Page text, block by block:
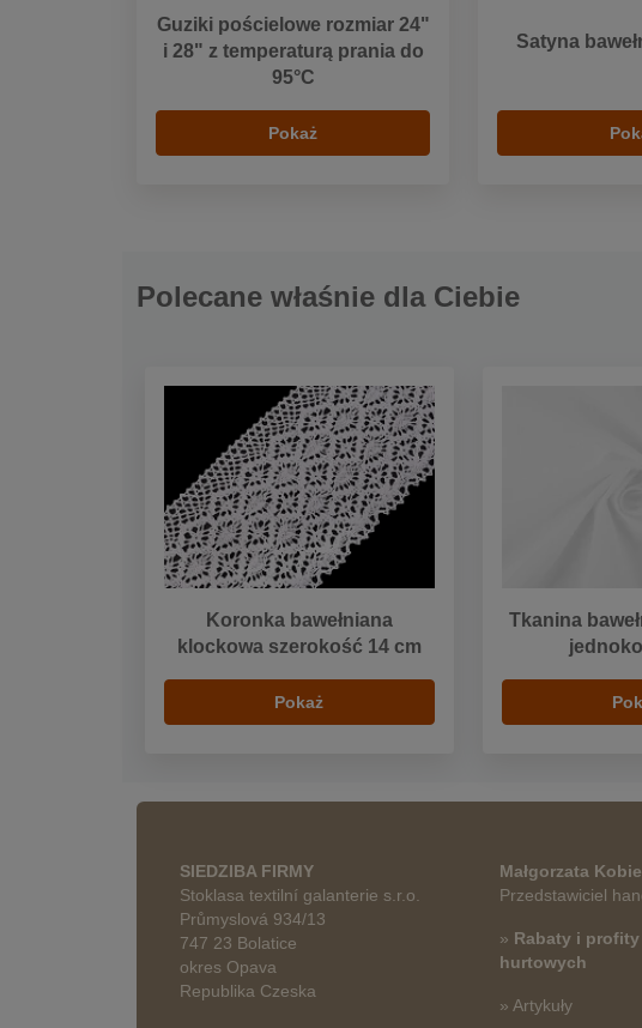
Guziki pościelowe rozmiar 24"
i 28" z temperaturą prania do
95°C
Pokaż
Satyna
Polecane właśnie dla Ciebie
Koronka bawełniana
klockowa szerokość 14 cm
Pokaż
Tkanina
SIEDZIBA FIRMY
Stoklasa textilní galanterie s.r.o.
Průmyslová 934/13
747 23 Bolatice
okres Opava
Republika Czeska
Małgorzata
Przedstawiciel
» Rabaty i
hurtowych
» Artykuły